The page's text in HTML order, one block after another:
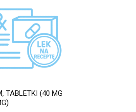
TABLETKI (40 MG